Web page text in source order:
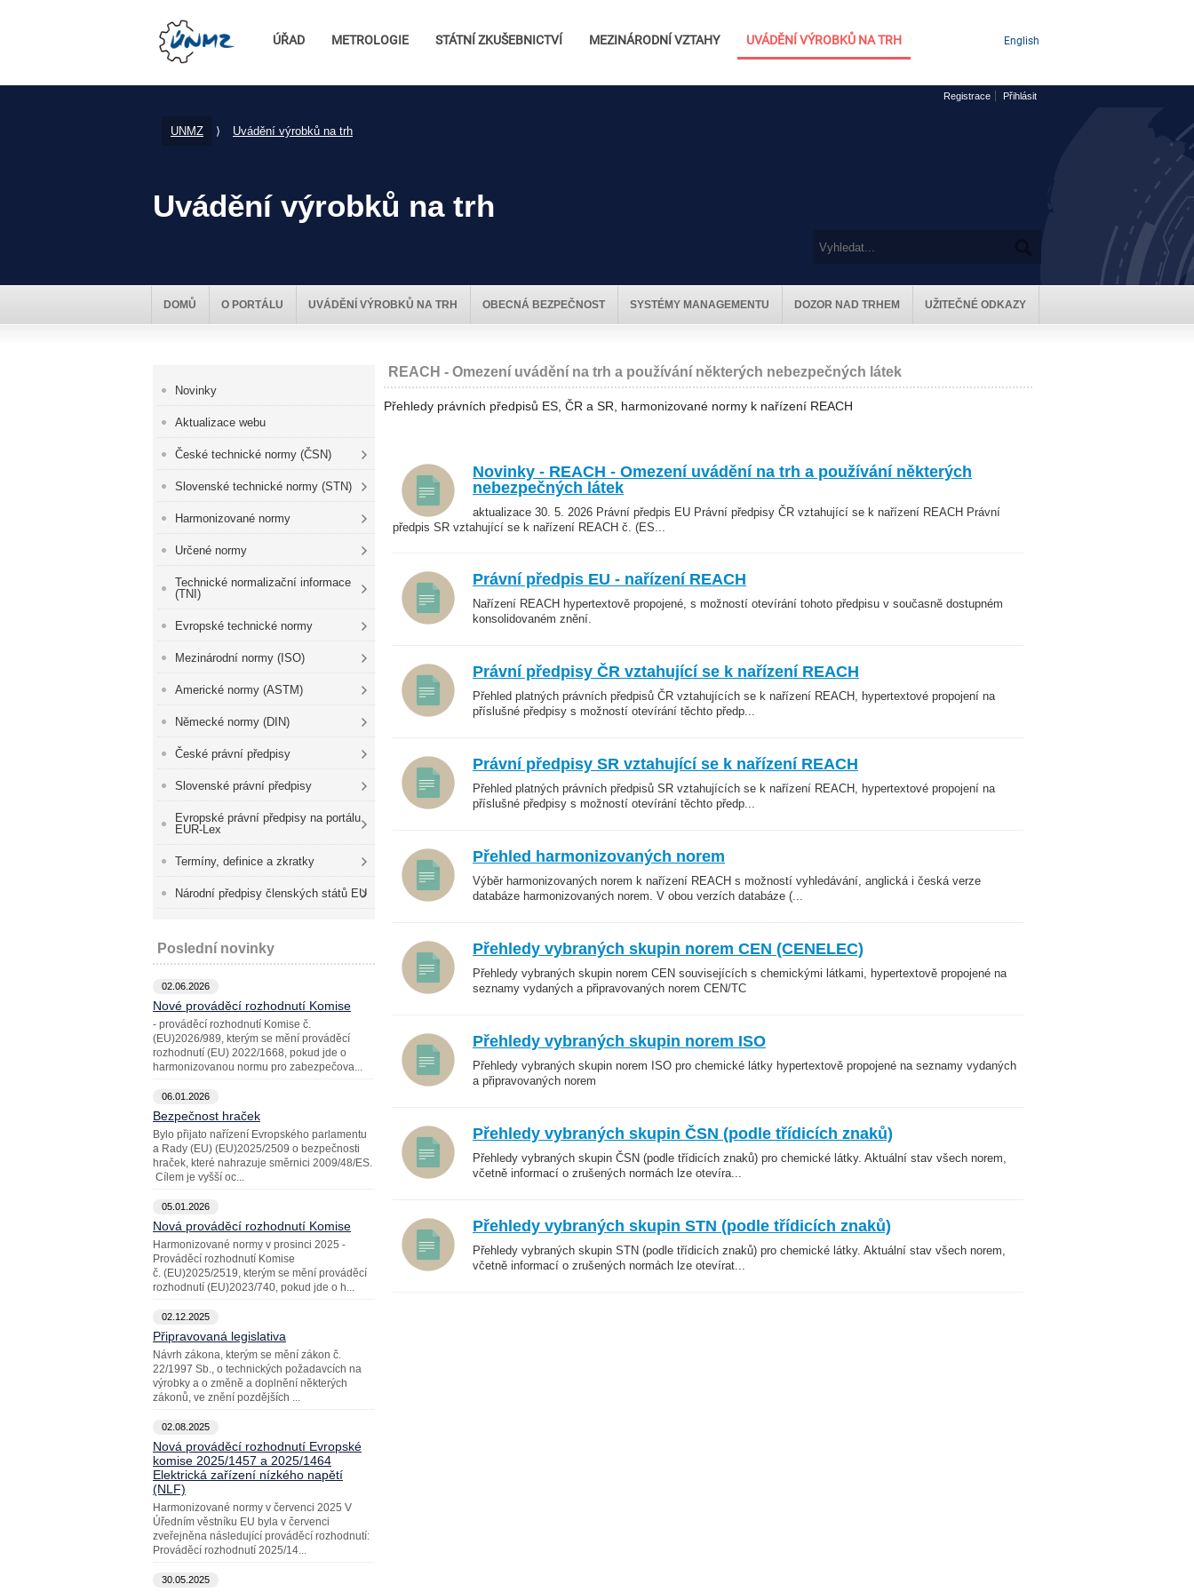
ÚŘAD METROLOGIE STÁTNÍ ZKUŠEBNICTVÍ MEZINÁRODNÍ VZTAHY UVÁDĚNÍ VÝROBKŮ NA TRH English
Registrace Přihlásit
UNMZ ⟩ Uvádění výrobků na trh
Uvádění výrobků na trh
DOMŮ O PORTÁLU UVÁDĚNÍ VÝROBKŮ NA TRH OBECNÁ BEZPEČNOST SYSTÉMY MANAGEMENTU DOZOR NAD TRHEM UŽITEČNÉ ODKAZY
Novinky
Aktualizace webu
České technické normy (ČSN)
Slovenské technické normy (STN)
Harmonizované normy
Určené normy
Technické normalizační informace
(TNI)
Evropské technické normy
Mezinárodní normy (ISO)
Americké normy (ASTM)
Německé normy (DIN)
České právní předpisy
Slovenské právní předpisy
Evropské právní předpisy na portálu
EUR-Lex
Termíny, definice a zkratky
Národní předpisy členských států EU
Poslední novinky
02.06.2026
Nové prováděcí rozhodnutí Komise
- prováděcí rozhodnutí Komise č.
(EU)2026/989, kterým se mění prováděcí
rozhodnutí (EU) 2022/1668, pokud jde o
harmonizovanou normu pro zabezpečova...
06.01.2026
Bezpečnost hraček
Bylo přijato nařízení Evropského parlamentu
a Rady (EU) (EU)2025/2509 o bezpečnosti
hraček, které nahrazuje směrnici 2009/48/ES.
Cílem je vyšší oc...
05.01.2026
Nová prováděcí rozhodnutí Komise
Harmonizované normy v prosinci 2025 -
Prováděcí rozhodnutí Komise
č. (EU)2025/2519, kterým se mění prováděcí
rozhodnutí (EU)2023/740, pokud jde o h...
02.12.2025
Připravovaná legislativa
Návrh zákona, kterým se mění zákon č.
22/1997 Sb., o technických požadavcích na
výrobky a o změně a doplnění některých
zákonů, ve znění pozdějších ...
02.08.2025
Nová prováděcí rozhodnutí Evropské
komise 2025/1457 a 2025/1464
Elektrická zařízení nízkého napětí
(NLF)
Harmonizované normy v červenci 2025 V
Úředním věstníku EU byla v červenci
zveřejněna následující prováděcí rozhodnutí:
Prováděcí rozhodnutí 2025/14...
30.05.2025
REACH - Omezení uvádění na trh a používání některých nebezpečných látek
Přehledy právních předpisů ES, ČR a SR, harmonizované normy k nařízení REACH
Novinky - REACH - Omezení uvádění na trh a používání některých
nebezpečných látek
aktualizace 30. 5. 2026 Právní předpis EU Právní předpisy ČR vztahující se k nařízení REACH Právní
předpis SR vztahující se k nařízení REACH č. (ES...
Právní předpis EU - nařízení REACH
Nařízení REACH hypertextově propojené, s možností otevírání tohoto předpisu v současně dostupném
konsolidovaném znění.
Právní předpisy ČR vztahující se k nařízení REACH
Přehled platných právních předpisů ČR vztahujících se k nařízení REACH, hypertextové propojení na
příslušné předpisy s možností otevírání těchto předp...
Právní předpisy SR vztahující se k nařízení REACH
Přehled platných právních předpisů SR vztahujících se k nařízení REACH, hypertextové propojení na
příslušné předpisy s možností otevírání těchto předp...
Přehled harmonizovaných norem
Výběr harmonizovaných norem k nařízení REACH s možností vyhledávání, anglická i česká verze
databáze harmonizovaných norem. V obou verzích databáze (...
Přehledy vybraných skupin norem CEN (CENELEC)
Přehledy vybraných skupin norem CEN souvisejících s chemickými látkami, hypertextově propojené na
seznamy vydaných a připravovaných norem CEN/TC
Přehledy vybraných skupin norem ISO
Přehledy vybraných skupin norem ISO pro chemické látky hypertextově propojené na seznamy vydaných
a připravovaných norem
Přehledy vybraných skupin ČSN (podle třídicích znaků)
Přehledy vybraných skupin ČSN (podle třídicích znaků) pro chemické látky. Aktuální stav všech norem,
včetně informací o zrušených normách lze otevíra...
Přehledy vybraných skupin STN (podle třídicích znaků)
Přehledy vybraných skupin STN (podle třídicích znaků) pro chemické látky. Aktuální stav všech norem,
včetně informací o zrušených normách lze otevírat...